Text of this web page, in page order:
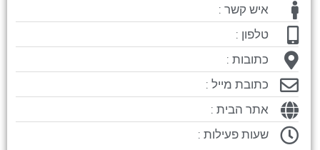
איש קשר :
טלפון :
כתובות :
כתובת מייל :
אתר הבית :
שעות פעילות :